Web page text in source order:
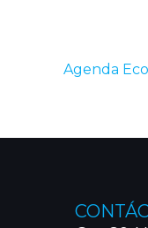
Agenda